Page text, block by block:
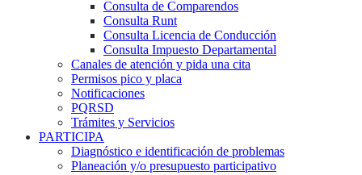
Consulta de Comparendos
Consulta Runt
Consulta Licencia de Conducción
Consulta Impuesto Departamental
Canales de atención y pida una cita
Permisos pico y placa
Notificaciones
PQRSD
Trámites y Servicios
PARTICIPA
Diagnóstico e identificación de problemas
Planeación y/o presupuesto participativo​